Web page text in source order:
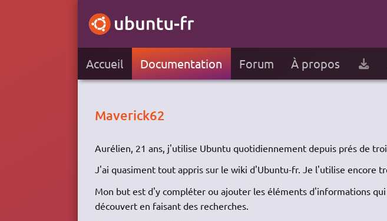
Accueil Documentation Forum À propos
Maverick62
Aurélien, 21 ans, j'utilise Ubuntu quotidiennement depuis prés de
J'ai quasiment tout appris sur le wiki d'Ubuntu-fr. Je l'utilise encore
Mon but est d'y compléter ou ajouter les éléments d'informations
découvert en faisant des recherches.